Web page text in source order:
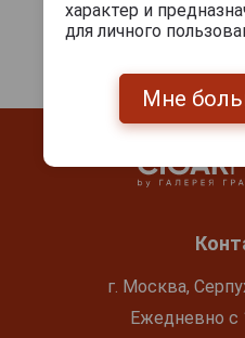
г. Москва,
Ежедневно с
характер и
для личного
Мне